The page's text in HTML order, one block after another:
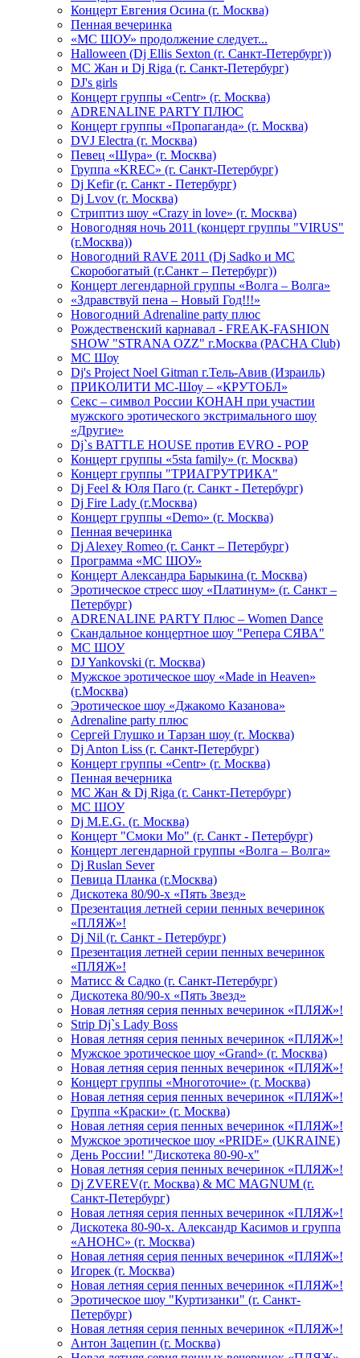
Концерт Евгения Осина (г. Москва)
Пенная вечеринка
«МС ШОУ» продолжение следует...
Halloween (Dj Ellis Sexton (г. Санкт-Петербург))
МС Жан и Dj Riga (г. Санкт-Петербург)
DJ's girls
Концерт группы «Centr» (г. Москва)
ADRENALINE PARTY ПЛЮС
Концерт группы «Пропаганда» (г. Москва)
DVJ Electra (г. Москва)
Певец «Шура» (г. Москва)
Группа «KREC» (г. Санкт-Петербург)
Dj Kefir (г. Санкт - Петербург)
Dj Lvov (г. Москва)
Стриптиз шоу «Crazy in love» (г. Москва)
Новогодняя ночь 2011 (концерт группы "VIRUS"
(г.Москва))
Новогодний RAVE 2011 (Dj Sadko и MC
Скоробогатый (г.Санкт – Петербург))
Концерт легендарной группы «Волга – Волга»
«Здравствуй пена – Новый Год!!!»
Новогодний Adrenaline party плюс
Рождественский карнавал - FREAK-FASHION
SHOW "STRANA OZZ" г.Москва (PACHA Club)
MC Шоу
Dj's Project Noel Gitman г.Тель-Авив (Израиль)
ПРИКОЛИТИ МС-Шоу – «КРУТОБЛ»
Секс – символ России КОНАН при участии
мужского эротического экстримального шоу
«Другие»
Dj`s BATTLE HOUSE против EVRO - POP
Концерт группы «5sta family» (г. Москва)
Концерт группы "ТРИАГРУТРИКА"
Dj Feel & Юля Паго (г. Санкт - Петербург)
Dj Fire Lady (г.Москва)
Концерт группы «Demo» (г. Москва)
Пенная вечеринка
Dj Alexey Romeo (г. Санкт – Петербург)
Программа «МС ШОУ»
Концерт Александра Барыкина (г. Москва)
Эротическое стресс шоу «Платинум» (г. Санкт –
Петербург)
ADRENALINE PARTY Плюс – Women Dance
Скандальное концертное шоу "Репера СЯВА"
МС ШОУ
DJ Yankovski (г. Москва)
Мужское эротическое шоу «Made in Heaven»
(г.Москва)
Эротическое шоу «Джакомо Казанова»
Adrenaline party плюс
Сергей Глушко и Тарзан шоу (г. Москва)
Dj Anton Liss (г. Санкт-Петербург)
Концерт группы «Centr» (г. Москва)
Пенная вечерника
МС Жан & Dj Riga (г. Санкт-Петербург)
МС ШОУ
Dj M.E.G. (г. Москва)
Концерт "Смоки Мо" (г. Санкт - Петербург)
Концерт легендарной группы «Волга – Волга»
Dj Ruslan Sever
Певица Планка (г.Москва)
Дискотека 80/90-х «Пять Звезд»
Презентация летней серии пенных вечеринок
«ПЛЯЖ»!
Dj Nil (г. Санкт - Петербург)
Презентация летней серии пенных вечеринок
«ПЛЯЖ»!
Матисс & Садко (г. Санкт-Петербург)
Дискотека 80/90-х «Пять Звезд»
Новая летняя серия пенных вечеринок «ПЛЯЖ»!
Strip Dj`s Lady Boss
Новая летняя серия пенных вечеринок «ПЛЯЖ»!
Мужское эротическое шоу «Grand» (г. Москва)
Новая летняя серия пенных вечеринок «ПЛЯЖ»!
Концерт группы «Многоточие» (г. Москва)
Новая летняя серия пенных вечеринок «ПЛЯЖ»!
Группа «Краски» (г. Москва)
Новая летняя серия пенных вечеринок «ПЛЯЖ»!
Мужское эротическое шоу «PRIDE» (UKRAINE)
День России! "Дискотека 80-90-х"
Новая летняя серия пенных вечеринок «ПЛЯЖ»!
Dj ZVEREV(г. Москва) & MC MAGNUM (г.
Санкт-Петербург)
Новая летняя серия пенных вечеринок «ПЛЯЖ»!
Дискотека 80-90-х. Александр Касимов и группа
«АНОНС» (г. Москва)
Новая летняя серия пенных вечеринок «ПЛЯЖ»!
Игорек (г. Москва)
Новая летняя серия пенных вечеринок «ПЛЯЖ»!
Эротическое шоу "Куртизанки" (г. Санкт-
Петербург)
Новая летняя серия пенных вечеринок «ПЛЯЖ»!
Антон Зацепин (г. Москва)